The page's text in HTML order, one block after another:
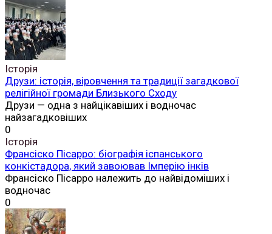
Історія
Друзи: історія, віровчення та традиції загадкової
релігійної громади Близького Сходу
Друзи — одна з найцікавіших і водночас
найзагадковіших
0
Історія
Франсіско Пісарро: біографія іспанського
конкістадора, який завоював Імперію інків
Франсіско Пісарро належить до найвідоміших і
водночас
0